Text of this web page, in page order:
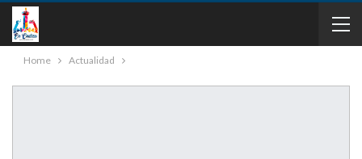
Home Actualidad